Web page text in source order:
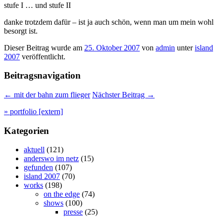
stufe I … und stufe II
danke trotzdem dafür – ist ja auch schön, wenn man um mein wohl
besorgt ist.
Dieser Beitrag wurde am 25. Oktober 2007 von admin unterisland
2007 veröffentlicht.
Beitragsnavigation
← mit der bahn zum flieger Nächster Beitrag →
» portfolio [extern]
Kategorien
aktuell (121)
anderswo im netz (15)
gefunden (107)
island 2007 (70)
works (198)
on the edge (74)
shows (100)
presse (25)